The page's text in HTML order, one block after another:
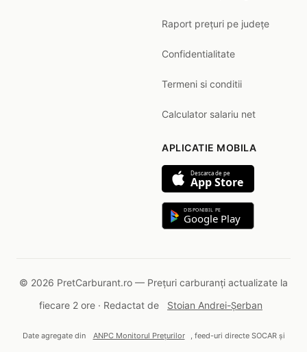
Raport prețuri pe județe
Confidentialitate
Termeni si conditii
Calculator salariu net
APLICATIE MOBILA
Descarca de pe
App Store
DISPONIBIL PE
Google Play
© 2026 PretCarburant.ro — Prețuri carburanți actualizate la
fiecare 2 ore · Redactat de
Stoian Andrei-Șerban
Date agregate din ANPC Monitorul Prețurilor , feed-uri directe SOCAR și